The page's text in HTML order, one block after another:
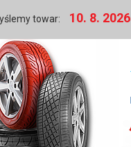
towar: 10. 8. 2026